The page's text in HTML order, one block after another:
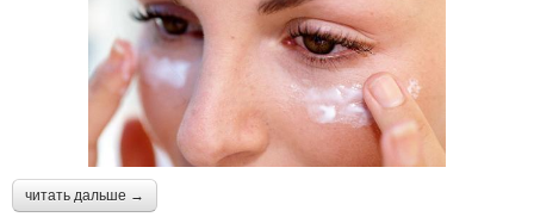
читать дальше →